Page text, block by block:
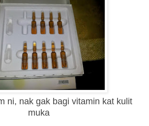
ni, nak gak bagi vitamin kat kulit
muka